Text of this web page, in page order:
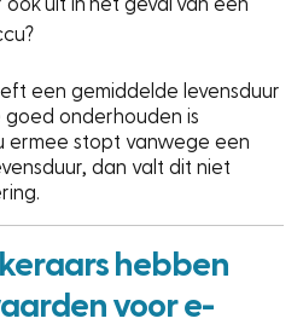
uit in het geval van een
een gemiddelde levensduur
goed onderhouden is
ermee stopt vanwege een
dan valt dit niet
hebben
voor e-